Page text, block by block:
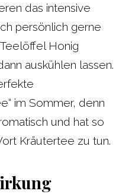
das intensive
persönlich gerne
Honig
auskühlen lassen.
im Sommer, denn
und hat so
Kräutertee zu tun.